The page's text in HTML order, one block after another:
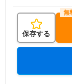
保存する